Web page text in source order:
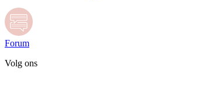
Forum
Volg ons